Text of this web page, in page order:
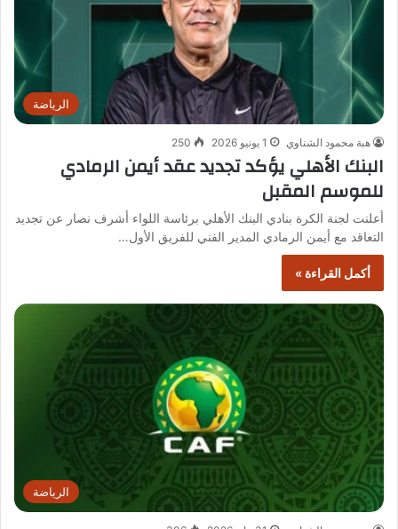
الرياضة
هبة محمود الشناوي 1 يونيو 2026 250
البنك الأهلي يؤكد تجديد عقد أيمن الرمادي
للموسم المقبل
أعلنت لجنة الكرة بنادي البنك الأهلي برئاسة اللواء أشرف نصار عن تجديد
التعاقد مع أيمن الرمادي المدير الفني للفريق الأول…
أكمل القراءة »
الرياضة